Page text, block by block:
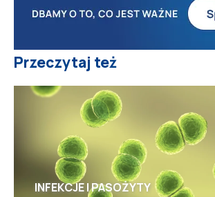
Przeczytaj też
INFEKCJE I PASOŻYTY